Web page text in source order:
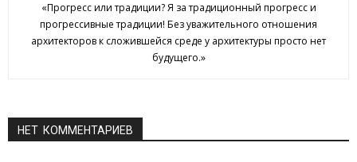
«Прогресс или традиции? Я за традиционный прогресс и
прогрессивные традиции! Без уважительного отношения
архитекторов к сложившейся среде у архитектуры просто нет
будущего.»
НЕТ КОММЕНТАРИЕВ